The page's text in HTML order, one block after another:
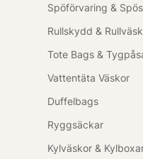
Spöförvaring &
Rullskydd &
Tote Bags &
Vattentäta Väskor
Duffelbags
Ryggsäckar
Kylväskor &